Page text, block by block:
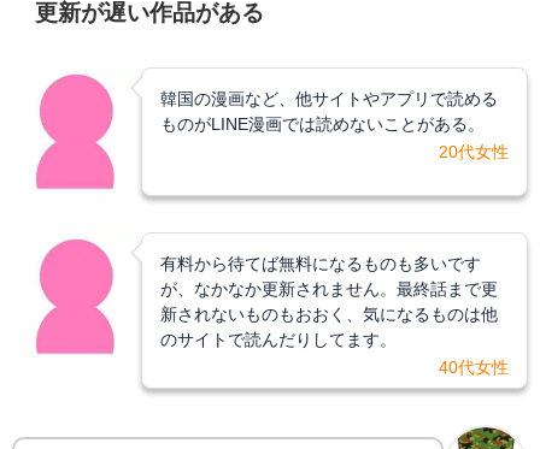
更新が遅い作品がある
韓国の漫画など、他サイトやアプリで読める
ものがLINE漫画では読めないことがある。
20代女性
有料から待てば無料になるものも多いです
が、なかなか更新されません。最終話まで更
新されないものもおおく、気になるものは他
のサイトで読んだりしてます。
40代女性